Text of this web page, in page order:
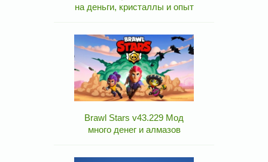
на деньги, кристаллы и опыт
Brawl Stars v43.229 Мод
много денег и алмазов